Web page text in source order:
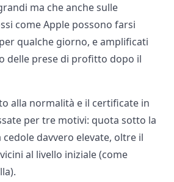
ma che anche sulle
come Apple possono farsi
qualche giorno, e amplificati
delle prese di profitto dopo il
alla normalità e il certificate in
per tre motivi: quota sotto la
cedole davvero elevate, oltre il
al livello iniziale (come